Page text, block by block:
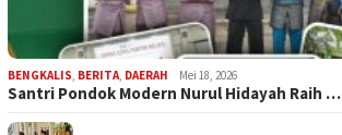
BENGKALIS BERITA DAERAH Mei 18, 2026
Santri Pondok Modern Nurul Hidayah Raih …